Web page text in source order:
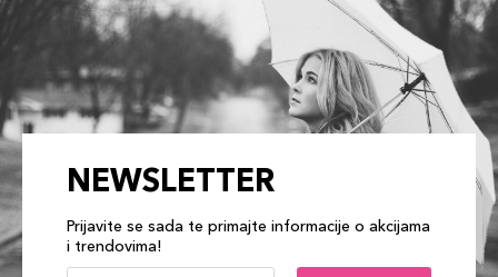
NEWSLETTER
Prijavite se sada te primajte informacije o akcijama
i trendovima!